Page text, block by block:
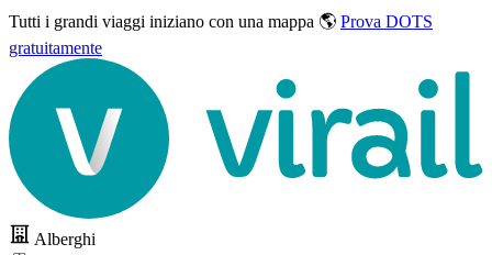
Tutti i grandi viaggi iniziano con una mappa 🌎 Prova DOTS
gratuitamente
Alberghi